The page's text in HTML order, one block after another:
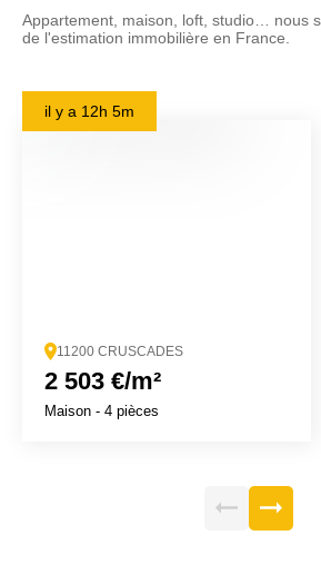
Appartement, maison, loft, studio… nous
de l'estimation immobilière en France.
il y a 12h 5m
11200 CRUSCADES
2 503 €/m²
Maison - 4 pièces